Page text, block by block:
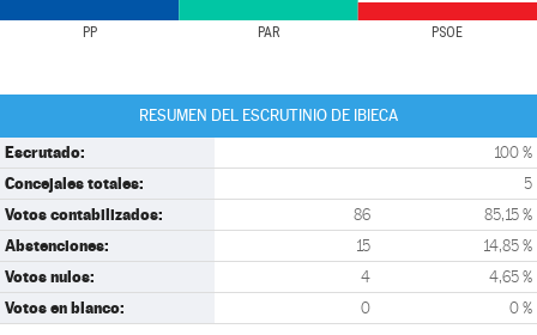
PP PAR PSOE
RESUMEN DEL ESCRUTINIO DE IBIECA
Escrutado: 100 %
Concejales totales: 5
Votos contabilizados: 86 85,15 %
Abstenciones: 15 14,85 %
Votos nulos: 4 4,65 %
Votos en blanco: 0 0 %